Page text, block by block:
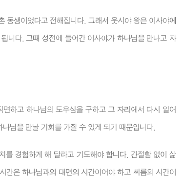
동생이었다고 전해집니다. 그래서 웃시야 왕은 이사야에
니다. 그때 성전에 들어간 이사야가 하나님을 만나고 자
하고 하나님의 도우심을 구하고 그 자리에서 다시 일어
님을 만날 기회를 가질 수 있게 되기 때문입니다.
를 경험하게 해 달라고 기도해야 합니다. 간절함 없이 삶
은 하나님과의 대면의 시간이어야 하고 씨름의 시간이